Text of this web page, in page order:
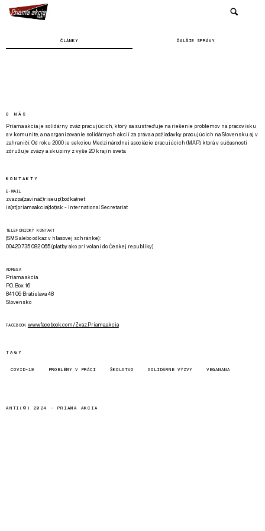
ČLÁNKY ĎALŠIE SPRÁVY
O NÁS
Priama akcia je solidárny zväz pracujúcich, ktorý sa sústreďuje na riešenie problémov na pracovisku
a v komunite, a na organizovanie solidárnych akcií za práva a požiadavky pracujúcich na Slovensku aj v
zahraničí. Od roku 2000 je sekciou Medzinárodnej asociácie pracujúcich (MAP), ktorá v súčasnosti
združuje zväzy a skupiny z vyše 20 krajín sveta.
KONTAKTY
E-MAIL
zvazpa(zavináč)riseup(bodka)net
is(at)priamaakcia(dot)sk - International Secretariat
TELEFONICKÝ KONTAKT
(SMS alebo odkaz v hlasovej schránke):
00420 735 082 065 (platby ako pri volaní do Českej republiky)
ADRESA
Priama akcia
P.O. Box 16
841 06 Bratislava 48
Slovensko
FACEBOOK www.facebook.com/Zvaz.Priama.akcia
TAGY
COVID-19 PROBLÉMY V PRÁCI ŠKOLSTVO SOLIDÁRNE VÝZVY VEGANANA
ANTI(©) 2024 - PRIAMA AKCIA